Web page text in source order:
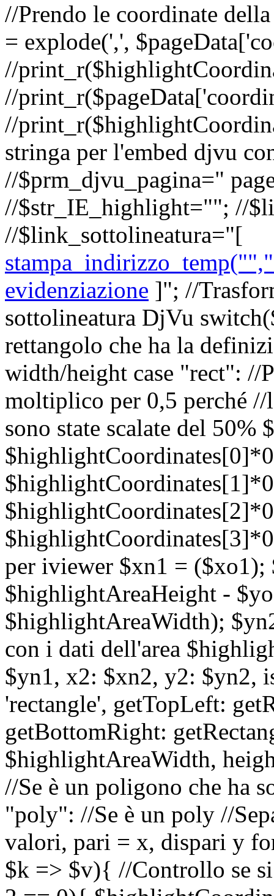
//Prendo le coordinate
= explode(',',
//
//
//
stringa per l'embed djvu
//$prm_djvu_pagina="
//$str_IE_highlight=""; //
//$link_sottolineatura="[
evidenziazione ]"; //
sottolineatura DjVu
rettangolo che ha la
width/height case "rect": //
moltiplico per 0,5 perché
sono state scalate del 50%
per iviewer $xn1 =
$highlightAreaHeight -
$highlightAreaWidth);
con i dati dell'area
$yn1, x2: $xn2, y2: $yn2,
'rectangle', getTopLeft:
getBottomRight:
$highlightAreaWidth,
//Se è un poligono che ha
"poly": //Se è un poly //
valori, pari = x, dispari y
$k => $v){ //Controllo se